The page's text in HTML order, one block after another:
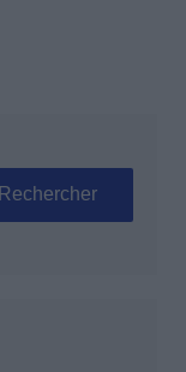
Rechercher